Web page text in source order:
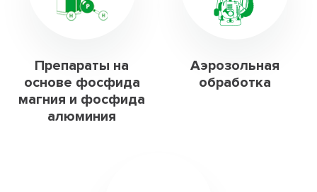
Препараты на
основе фосфида
магния и фосфида
алюминия
Аэрозольная
обработка